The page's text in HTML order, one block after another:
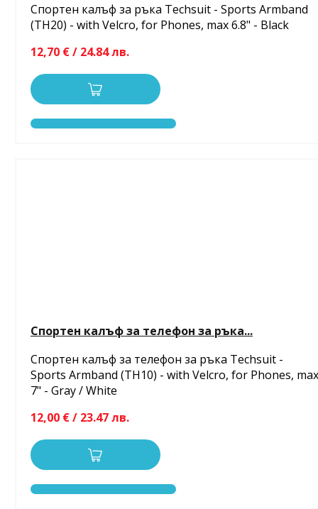
Спортен калъф за ръка Techsuit - Sports Armband
(TH20) - with Velcro, for Phones, max 6.8" - Black
12,70 € / 24.84 лв.
Спортен калъф за телефон за ръка...
Спортен калъф за телефон за ръка Techsuit -
Sports Armband (TH10) - with Velcro, for Phones, max
7" - Gray / White
12,00 € / 23.47 лв.